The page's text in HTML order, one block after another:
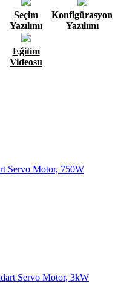
Seçim
Yazılımı
Konfigürasyon
Yazılımı
Eğitim
Videosu
Servo Motor, 750W
Servo Motor, 3kW